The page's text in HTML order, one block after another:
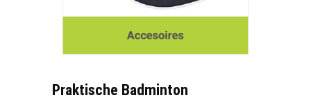
Praktische Badminton